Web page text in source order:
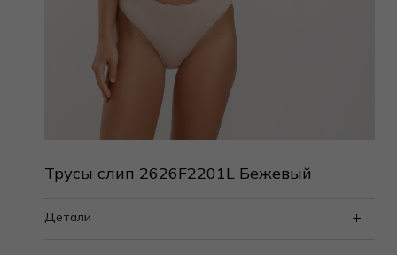
Трусы слип 2626F2201L Бежевый
Детали